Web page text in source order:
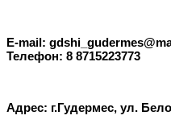
E-mail:
Телефон: 8 8715223773
Адрес: г.Гудермес, ул.